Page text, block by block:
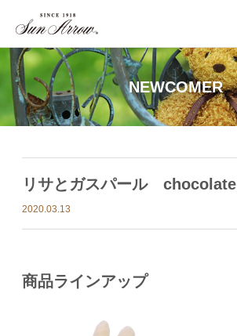
NEWCOMER
リサとガスパール chocolate
2020.03.13
商品ラインアップ